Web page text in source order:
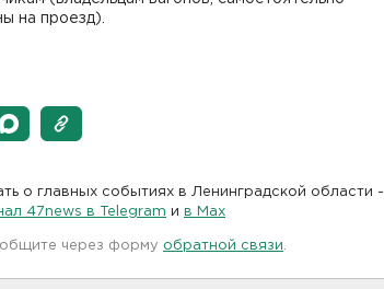
на проезд).
о главных событиях в Ленинградской области -
47news в Telegram и в Maх
через форму обратной связи